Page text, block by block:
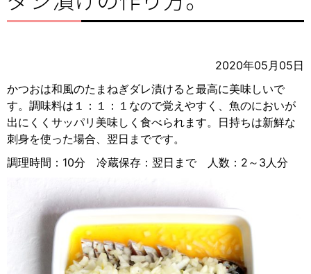
2020年05月05日
かつおは和風のたまねぎダレ漬けると最高に美味しいで
す。調味料は１：１：１なので覚えやすく、魚のにおいが
出にくくサッパリ美味しく食べられます。日持ちは新鮮な
刺身を使った場合、翌日までです。
調理時間：10分 冷蔵保存：翌日まで 人数：2～3人分